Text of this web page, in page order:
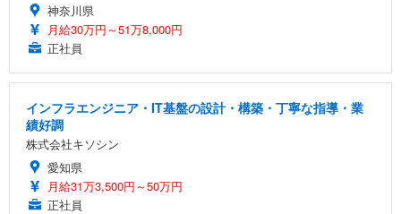
神奈川県
月給30万円～51万8,000円
正社員
インフラエンジニア・IT基盤の設計・構築・丁寧な指導・業
績好調
株式会社キソシン
愛知県
月給31万3,500円～50万円
正社員